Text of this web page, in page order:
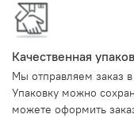
Качественная
Мы отправляем заказ
Упаковку можно
можете оформить